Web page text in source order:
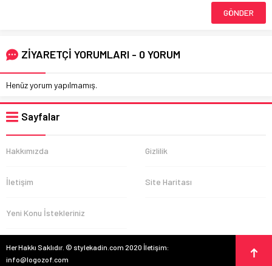
ZİYARETÇİ YORUMLARI - 0 YORUM
Henüz yorum yapılmamış.
Sayfalar
Hakkımızda Gizlilik
İletişim Site Haritası
Yeni Konu İstekleriniz
Her Hakkı Saklıdır. © stylekadin.com 2020 İletişim:
info@logozof.com